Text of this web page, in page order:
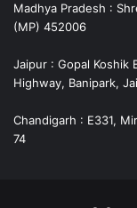
Madhya Pradesh :
(MP) 452006
Jaipur : Gopal Koshik
Highway, Banipark,
Chandigarh : E331,
74